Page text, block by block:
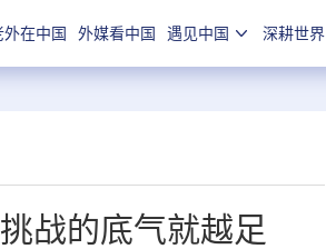
外在中国 外媒看中国 遇见中国 深耕世界
战的底气就越足